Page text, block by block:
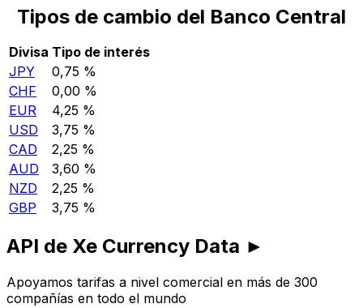
Tipos de cambio del Banco Central
Divisa Tipo de interés
JPY
0,75 %
CHF
0,00 %
EUR
4,25 %
USD
3,75 %
CAD
2,25 %
AUD
3,60 %
NZD
2,25 %
GBP
3,75 %
API de Xe Currency Data ►
Apoyamos tarifas a nivel comercial en más de 300
compañías en todo el mundo